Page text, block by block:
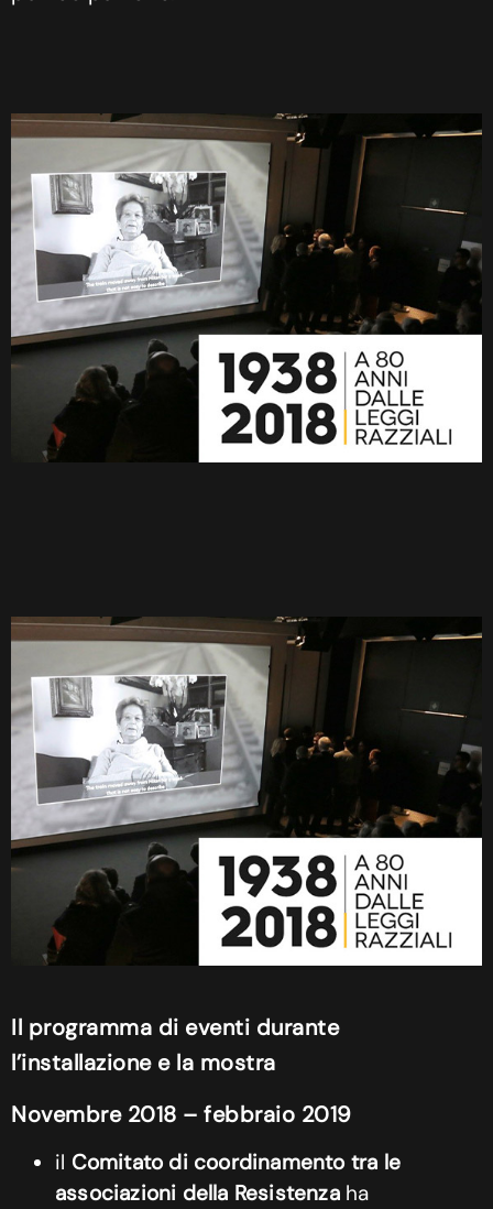
Il programma di eventi durante
l’installazione e la mostra
Novembre 2018 – febbraio 2019
il Comitato di coordinamento tra le
associazioni della Resistenzaha